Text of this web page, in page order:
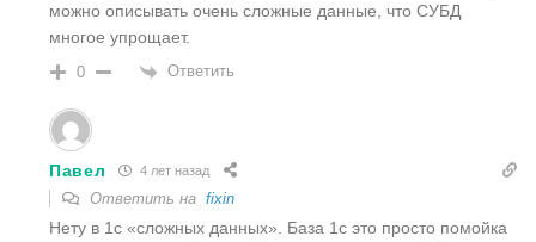
можно описывать очень сложные данные, что СУБД
многое упрощает.
0 Ответить
Павел 4 лет назад
Ответить на fixin
Нету в 1с «сложных данных». База 1с это просто помойка